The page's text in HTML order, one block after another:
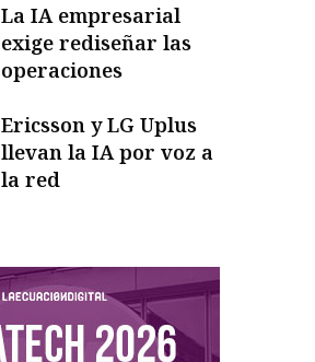
La IA empresarial
exige rediseñar las
operaciones
Ericsson y LG Uplus
llevan la IA por voz a
la red